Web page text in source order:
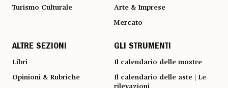
Turismo Culturale Arte & Imprese
Mercato
ALTRE SEZIONI
Libri
Opinioni & Rubriche
GLI STRUMENTI
Il calendario delle mostre
Il calendario delle aste | Le
rilevazioni